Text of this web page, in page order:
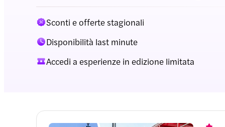
Sconti e offerte stagionali
Disponibilità last minute
Accedi a esperienze in edizione limitata